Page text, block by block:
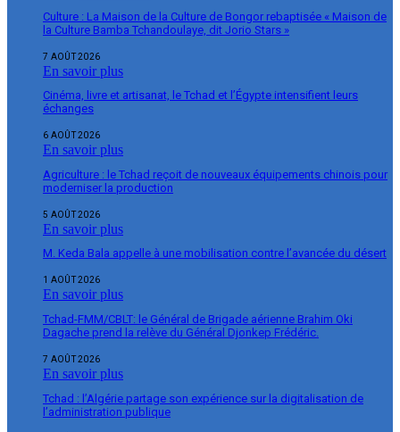
Culture : La Maison de la Culture de Bongor rebaptisée « Maison de
la Culture Bamba Tchandoulaye, dit Jorio Stars »
7 AOÛT 2026
En savoir plus
Cinéma, livre et artisanat, le Tchad et l’Égypte intensifient leurs
échanges
6 AOÛT 2026
En savoir plus
Agriculture : le Tchad reçoit de nouveaux équipements chinois pour
moderniser la production
5 AOÛT 2026
En savoir plus
M. Keda Bala appelle à une mobilisation contre l’avancée du désert
1 AOÛT 2026
En savoir plus
Tchad-FMM/CBLT: le Général de Brigade aérienne Brahim Oki
Dagache prend la relève du Général Djonkep Frédéric.
7 AOÛT 2026
En savoir plus
Tchad : l’Algérie partage son expérience sur la digitalisation de
l’administration publique